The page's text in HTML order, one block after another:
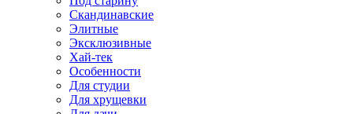
Скандинавские
Элитные
Эксклюзивные
Хай-тек
Особенности
Для студии
Для хрущевки